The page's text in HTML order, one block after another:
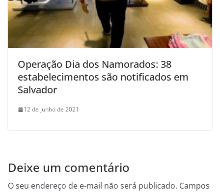
Operação Dia dos Namorados: 38
estabelecimentos são notificados em
Salvador
12 de junho de 2021
Deixe um comentário
O seu endereço de e-mail não será publicado. Campos